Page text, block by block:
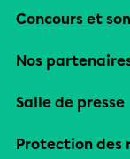
Concours et
Nos
Salle de presse
Protection des